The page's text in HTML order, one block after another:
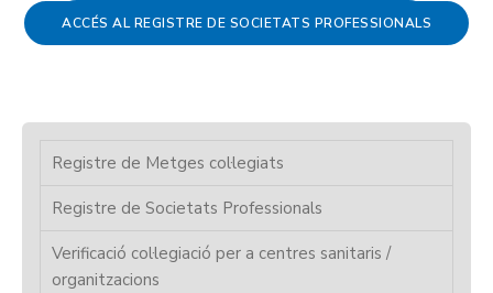
ACCÉS AL REGISTRE DE SOCIETATS PROFESSIONALS
Registre de Metges col·legiats
Registre de Societats Professionals
Verificació col·legiació per a centres sanitaris /
organitzacions